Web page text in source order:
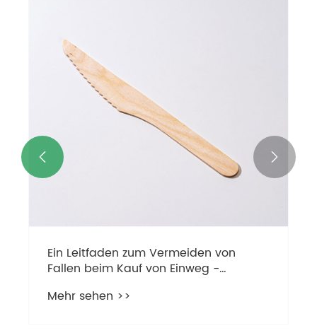
Ein Leitfaden zum Vermeiden von
Fallen beim Kauf von Einweg -
Lieferanten zu stellen
Mehr sehen >>
 